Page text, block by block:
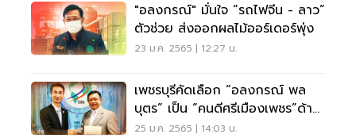
"อลงกรณ์" มั่นใจ “รถไฟจีน - ลาว”
ตัวช่วย ส่งออกผลไม้ออร์เดอร์พุ่ง
23 ม.ค. 2565 | 12:27 น.
เพชรบุรีคัดเลือก “อลงกรณ์ พล
บุตร” เป็น “คนดีศรีเมืองเพชร”ด้าน
บริหารรัฐกิจ
25 ม.ค. 2565 | 14:03 น.